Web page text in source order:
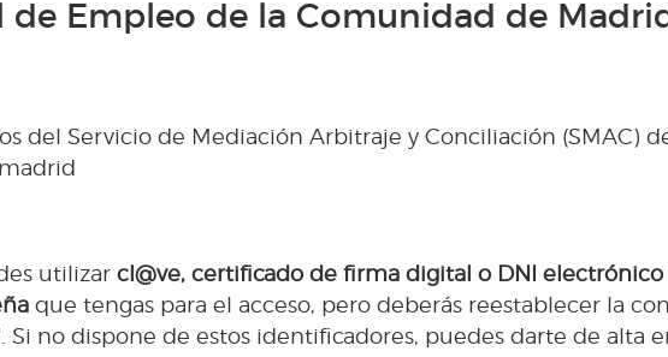
de Empleo de la Comunidad de
del Servicio de Mediación Arbitraje y Conciliación (SMAC)
utilizar cl@ve, certificado de firma digital o DNI
que tengas para el acceso, pero deberás reestablecer la
Si no dispone de estos identificadores, puedes darte de alta